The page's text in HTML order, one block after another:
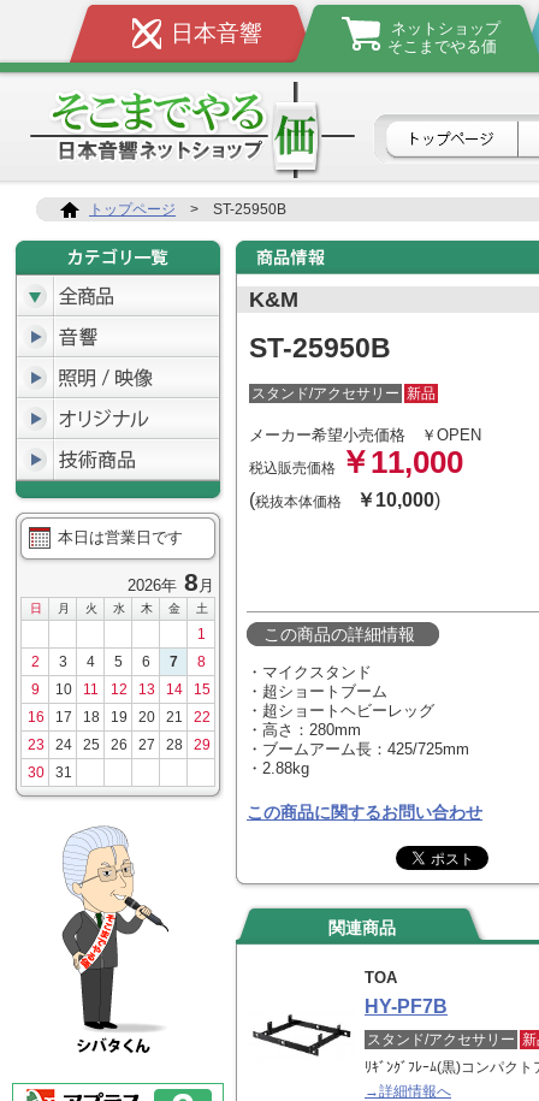
日本音響
ネットショップ
そこまでやる価
トップページ > ST-25950B
本日は営業日です
2026年 8 月
日 月 火 水 木 金 土
1
2
3 4 5 6 7
8
9
10 11 12 13 14
15
16
17 18 19 20 21
22
23
24 25 26 27 28
29
30
31
K&M
ST-25950B
スタンド/アクセサリー 新品
メーカー希望小売価格 ￥OPEN
税込販売価格 ￥11,000
(税抜本体価格 ￥10,000)
この商品の詳細情報
・マイクスタンド
・超ショートブーム
・超ショートヘビーレッグ
・高さ：280mm
・ブームアーム長：425/725mm
・2.88kg
この商品に関するお問い合わせ
関連商品
TOA
HY-PF7B
スタンド/アクセサリー
ﾘｷﾞﾝｸﾞﾌﾚｰﾑ(黒)コンパク
→詳細情報へ